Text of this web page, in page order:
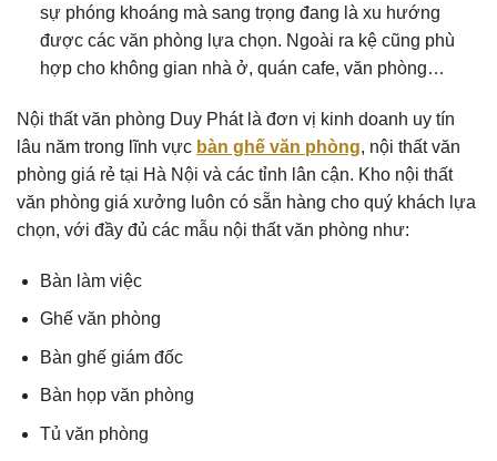
sự phóng khoáng mà sang trọng đang là xu hướng
được các văn phòng lựa chọn. Ngoài ra kệ cũng phù
hợp cho không gian nhà ở, quán cafe, văn phòng…
Nội thất văn phòng Duy Phát là đơn vị kinh doanh uy tín
lâu năm trong lĩnh vực bàn ghế văn phòng, nội thất văn
phòng giá rẻ tại Hà Nội và các tỉnh lân cận. Kho nội thất
văn phòng giá xưởng luôn có sẵn hàng cho quý khách lựa
chọn, với đầy đủ các mẫu nội thất văn phòng như:
Bàn làm việc
Ghế văn phòng
Bàn ghế giám đốc
Bàn họp văn phòng
Tủ văn phòng